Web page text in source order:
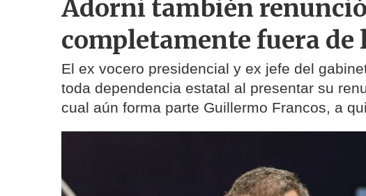
Adorni también renunció
completamente fuera
El ex vocero presidencial y ex jefe del
toda dependencia estatal al presentar su
cual aún forma parte Guillermo Francos, a